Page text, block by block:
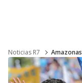
Noticias R7 Amazonas